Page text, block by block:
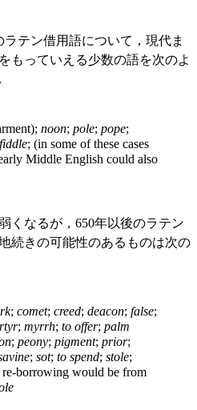
テン借用語について，現代ま
もっていえる少数の語を次のよ
noon; pole; pope;
fiddle; (in some of these cases
Middle English could also
くなるが，650年以後のラテン
続きの可能性のあるものは次の
; comet; creed; deacon; false;
; myrrh; to offer; palm
; peony; pigment; prior;
; sot; to spend; stole;
re-borrowing would be from